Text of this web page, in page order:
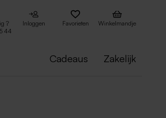
?
44
Inloggen Favorieten Winkelmandje
Cadeaus Zakelijk